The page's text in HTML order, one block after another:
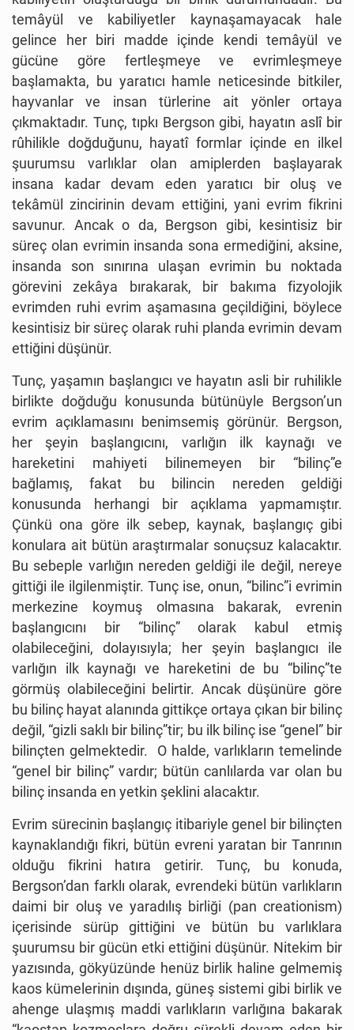
temâyül ve kabiliyetler kaynaşamayacak hale
gelince her biri madde içinde kendi temâyül ve
gücüne göre fertleşmeye ve evrimleşmeye
başlamakta, bu yaratıcı hamle neticesinde bitkiler,
hayvanlar ve insan türlerine ait yönler ortaya
çıkmaktadır. Tunç, tıpkı Bergson gibi, hayatın aslî bir
rûhilikle doğduğunu, hayatî formlar içinde en ilkel
şuurumsu varlıklar olan amiplerden başlayarak
insana kadar devam eden yaratıcı bir oluş ve
tekâmül zincirinin devam ettiğini, yani evrim fikrini
savunur. Ancak o da, Bergson gibi, kesintisiz bir
süreç olan evrimin insanda sona ermediğini, aksine,
insanda son sınırına ulaşan evrimin bu noktada
görevini zekâya bırakarak, bir bakıma fizyolojik
evrimden ruhi evrim aşamasına geçildiğini, böylece
kesintisiz bir süreç olarak ruhi planda evrimin devam
ettiğini düşünür.
Tunç, yaşamın başlangıcı ve hayatın asli bir ruhilikle
birlikte doğduğu konusunda bütünüyle Bergson’un
evrim açıklamasını benimsemiş görünür. Bergson,
her şeyin başlangıcını, varlığın ilk kaynağı ve
hareketini mahiyeti bilinemeyen bir “bilinç”e
bağlamış, fakat bu bilincin nereden geldiği
konusunda herhangi bir açıklama yapmamıştır.
Çünkü ona göre ilk sebep, kaynak, başlangıç gibi
konulara ait bütün araştırmalar sonuçsuz kalacaktır.
Bu sebeple varlığın nereden geldiği ile değil, nereye
gittiği ile ilgilenmiştir. Tunç ise, onun, “bilinc”i evrimin
merkezine koymuş olmasına bakarak, evrenin
başlangıcını bir “bilinç” olarak kabul etmiş
olabileceğini, dolayısıyla; her şeyin başlangıcı ile
varlığın ilk kaynağı ve hareketini de bu “bilinç”te
görmüş olabileceğini belirtir. Ancak düşünüre göre
bu bilinç hayat alanında gittikçe ortaya çıkan bir bilinç
değil, “gizli saklı bir bilinç”tir; bu ilk bilinç ise “genel” bir
bilinçten gelmektedir. O halde, varlıkların temelinde
“genel bir bilinç” vardır; bütün canlılarda var olan bu
bilinç insanda en yetkin şeklini alacaktır.
Evrim sürecinin başlangıç itibariyle genel bir bilinçten
kaynaklandığı fikri, bütün evreni yaratan bir Tanrının
olduğu fikrini hatıra getirir. Tunç, bu konuda,
Bergson’dan farklı olarak, evrendeki bütün varlıkların
daimi bir oluş ve yaradılış birliği (pan creationism)
içerisinde sürüp gittiğini ve bütün bu varlıklara
şuurumsu bir gücün etki ettiğini düşünür. Nitekim bir
yazısında, gökyüzünde henüz birlik haline gelmemiş
kaos kümelerinin dışında, güneş sistemi gibi birlik ve
ahenge ulaşmış maddi varlıkların varlığına bakarak